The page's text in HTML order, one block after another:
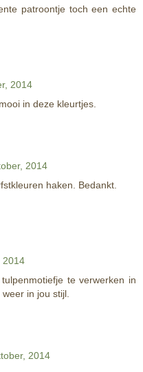
patroontje toch een echte
2014
in deze kleurtjes.
2014
haken. Bedankt.
2014
te verwerken in
in jou stijl.
2014